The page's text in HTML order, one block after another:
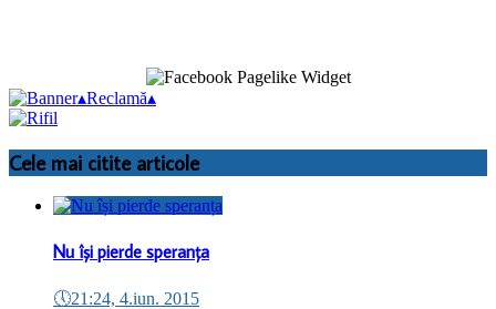
▴Reclamă▴
Cele mai citite articole
Nu își pierde speranța
🕔21:24, 4.iun. 2015